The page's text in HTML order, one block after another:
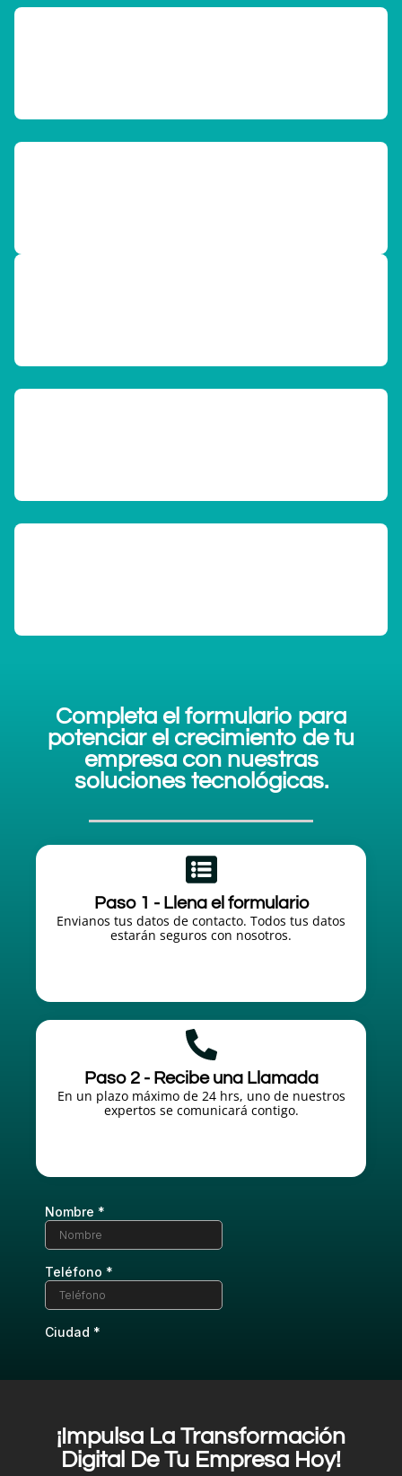
Completa el formulario para
potenciar el crecimiento de tu
empresa con nuestras
soluciones tecnológicas.
Paso 1 - Llena el formulario
Envianos tus datos de contacto. Todos tus datos
estarán seguros con nosotros.
Paso 2 - Recibe una Llamada
En un plazo máximo de 24 hrs, uno de nuestros
expertos se comunicará contigo.
¡Impulsa La Transformación
Digital De Tu Empresa Hoy!